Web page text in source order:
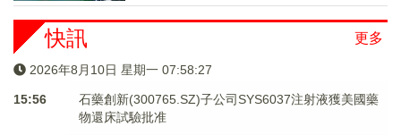
更多
快訊
2026年8月10日 星期一 07:58:27
15:56
石藥創新(300765.SZ)子公司SYS6037注射液獲美國藥
物還床試驗批准